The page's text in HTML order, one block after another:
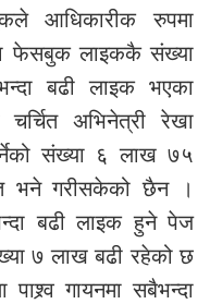
आधिकारीक रुपमा
फेसबुक लाइककै संख्या
बढी लाइक भएका
अभिनेत्री रेखा
संख्या ६ लाख ७५
भने गरीसकेको छैन ।
बढी लाइक हुने पेज
७ लाख बढी रहेको छ
गायनमा सबैभन्दा